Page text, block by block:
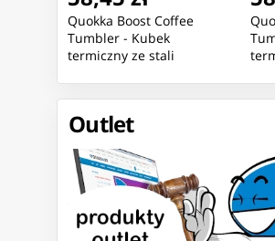
Quokka Boost Coffee
Tumbler - Kubek
termiczny ze stali
Outlet